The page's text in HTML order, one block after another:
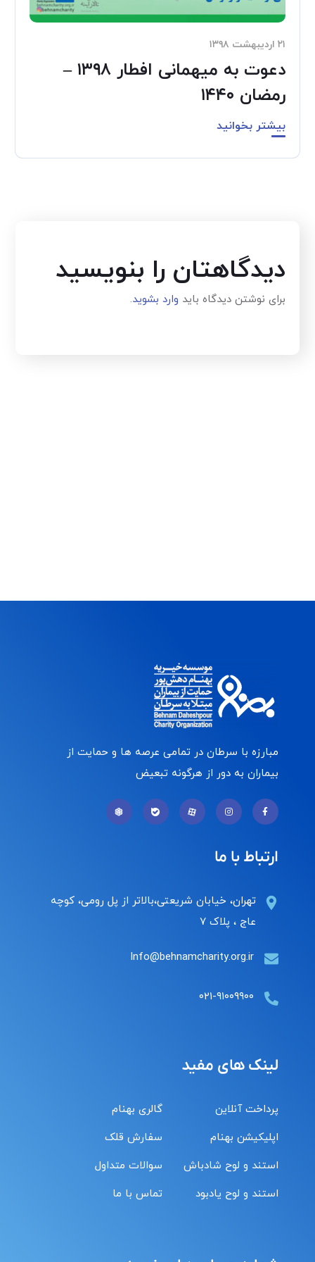
۲۱ اردیبهشت ۱۳۹۸
دعوت به میهمانی افطار ۱۳۹۸ –
رمضان ۱۴۴۰
بیشتر بخوانید
دیدگاهتان را بنویسید
برای نوشتن دیدگاه باید وارد بشوید.
مبارزه با سرطان در تمامی عرصه ها و حمایت از
بیماران به دور از هرگونه تبعیض
ارتباط با ما
تهران، خیابان شریعتی،بالاتر از پل رومی، کوچه
عاج ، پلاک ۷
Info@behnamcharity.org.ir
۰۲۱-۹۱۰۰۹۹۰۰
لینک های مفید
پرداخت آنلاین
اپلیکیشن بهنام
استند و لوح شادباش
استند و لوح یادبود
گالری بهنام
سفارش قلک
سوالات متداول
تماس با ما